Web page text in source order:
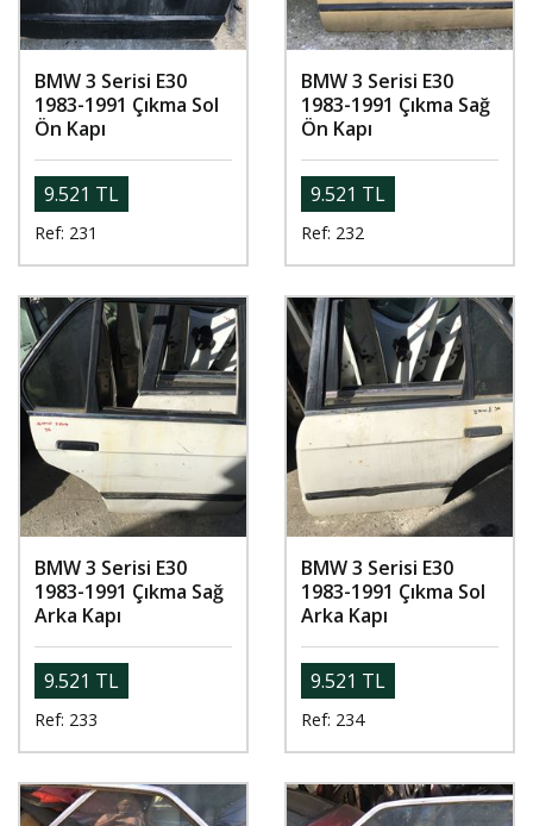
BMW 3 Serisi E30
1983-1991 Çıkma Sol
Ön Kapı
9.521 TL
Ref: 231
BMW 3 Serisi E30
1983-1991 Çıkma Sağ
Ön Kapı
9.521 TL
Ref: 232
BMW 3 Serisi E30
1983-1991 Çıkma Sağ
Arka Kapı
9.521 TL
Ref: 233
BMW 3 Serisi E30
1983-1991 Çıkma Sol
Arka Kapı
9.521 TL
Ref: 234